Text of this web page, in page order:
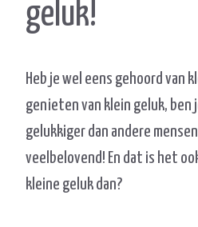
geluk!
Heb je wel eens gehoord van
genieten van klein geluk, ben
gelukkiger dan andere
veelbelovend! En dat is het
kleine geluk dan?